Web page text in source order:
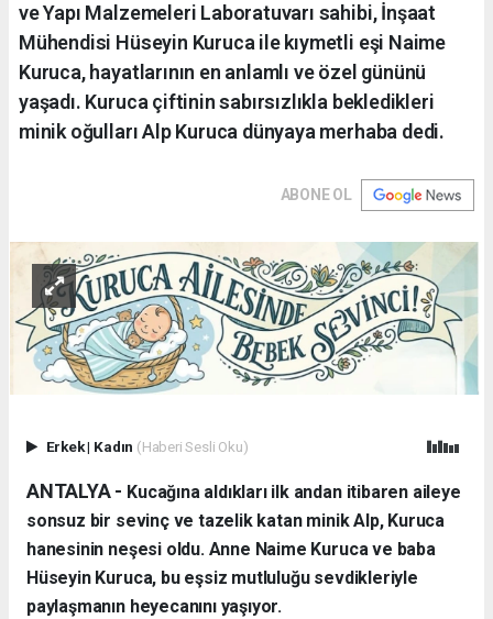
ve Yapı Malzemeleri Laboratuvarı sahibi, İnşaat
Mühendisi Hüseyin Kuruca ile kıymetli eşi Naime
Kuruca, hayatlarının en anlamlı ve özel gününü
yaşadı. Kuruca çiftinin sabırsızlıkla bekledikleri
minik oğulları Alp Kuruca dünyaya merhaba dedi.
ABONE OL
Erkek| Kadın (Haberi Sesli Oku)
ANTALYA - ​ Kucağına aldıkları ilk andan itibaren aileye
sonsuz bir sevinç ve tazelik katan minik Alp, Kuruca
hanesinin neşesi oldu. Anne Naime Kuruca ve baba
Hüseyin Kuruca, bu eşsiz mutluluğu sevdikleriyle
paylaşmanın heyecanını yaşıyor.